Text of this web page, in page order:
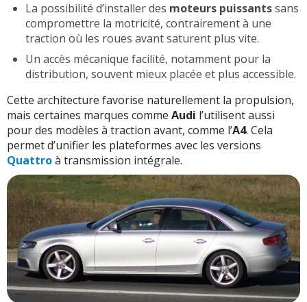
La possibilité d’installer des moteurs puissantssans
compromettre la motricité, contrairement à une
traction où les roues avant saturent plus vite.
Un accès mécanique facilité, notamment pour la
distribution, souvent mieux placée et plus accessible.
Cette architecture favorise naturellement la propulsion,
mais certaines marques comme Audi l’utilisent aussi
pour des modèles à traction avant, comme l’A4. Cela
permet d’unifier les plateformes avec les versions
Quattroà transmission intégrale.